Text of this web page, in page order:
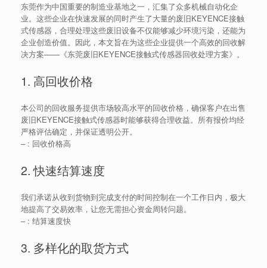
东莞作为中国重要的制造业基地之一，汇集了众多机械自动化企
业。这些企业在快速发展的同时产生了大量的废旧KEYENCE接触
式传感器，合理处理这些废旧设备不仅能够减少环境污染，还能为
企业创造价值。因此，本文旨在为这些企业提供一个高效的回收解
决方案——《东莞废旧KEYENCE接触式传感器回收处理方案》。
1. 高回收价格
本公司的回收服务提供市场较高水平的回收价格，确保客户在出售
废旧KEYENCE接触式传感器时能够获得合理收益。所有报价均经
严格评估确定，并保证透明公开。
– : 回收价格高
2. 快速结算速度
我们承诺从收到货物到完成支付的时间控制在一个工作日内，极大
地提高了交易效率，让您无需担心资金周转问题。
– : 结算速度快
3. 多样化的取货方式